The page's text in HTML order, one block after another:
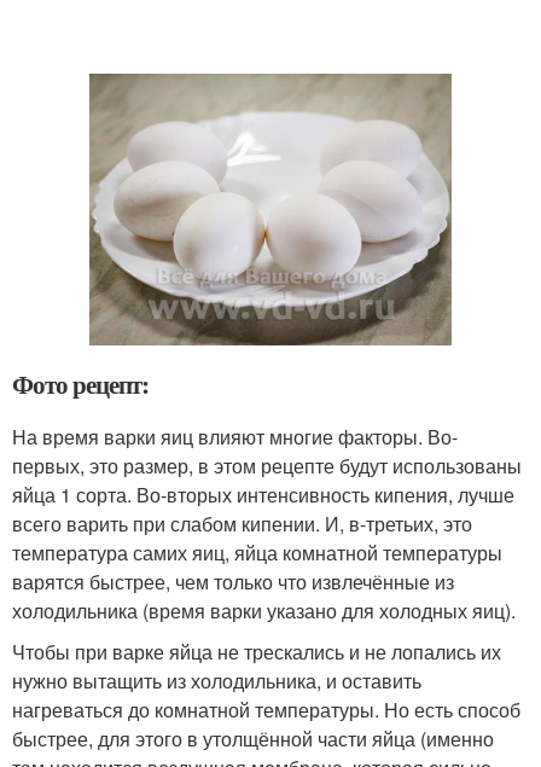
Фото рецепт:
На время варки яиц влияют многие факторы. Во-
первых, это размер, в этом рецепте будут использованы
яйца 1 сорта. Во-вторых интенсивность кипения, лучше
всего варить при слабом кипении. И, в-третьих, это
температура самих яиц, яйца комнатной температуры
варятся быстрее, чем только что извлечённые из
холодильника (время варки указано для холодных яиц).
Чтобы при варке яйца не трескались и не лопались их
нужно вытащить из холодильника, и оставить
нагреваться до комнатной температуры. Но есть способ
быстрее, для этого в утолщённой части яйца (именно